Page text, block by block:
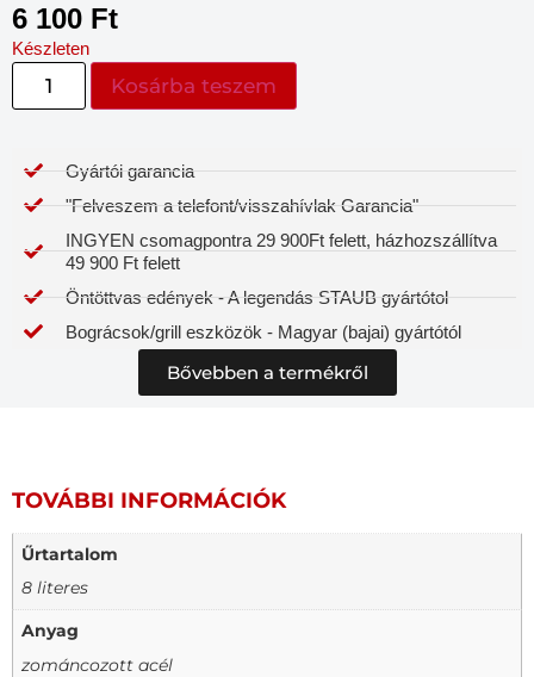
6 100 Ft
Készleten
Kosárba teszem
Gyártói garancia​
"Felveszem a telefont/visszahívlak Garancia"
INGYEN csomagpontra 29 900Ft felett, házhozszállítva
49 900 Ft felett
Öntöttvas edények - A legendás STAUB gyártótol
Bográcsok/grill eszközök - Magyar (bajai) gyártótól
Bővebben a termékről
TOVÁBBI INFORMÁCIÓK
Űrtartalom
8 literes
Anyag
zománcozott acél